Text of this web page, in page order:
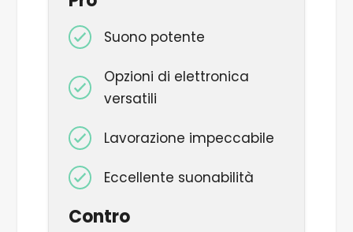
Suono potente
Opzioni di elettronica
versatili
Lavorazione impeccabile
Eccellente suonabilità
Contro